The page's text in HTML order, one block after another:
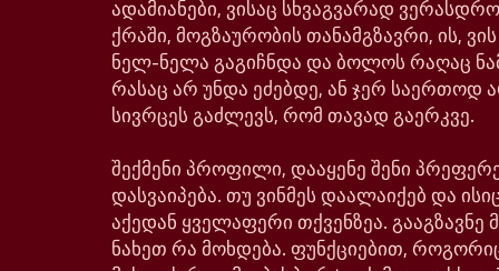
ადამიანები, ვისაც სხვაგვარად
ქრაში, მოგზაურობის თანამგზავრი, ის,
ნელ-ნელა გაგიჩნდა და ბოლოს რაღაც
რასაც არ უნდა ეძებდე, ან ჯერ საერთოდ
სივრცეს გაძლევს, რომ თავად გაერკვე.
შექმენი პროფილი, დააყენე შენი
დასვაიპება. თუ ვინმეს დაალაიქებ და
აქედან ყველაფერი თქვენზეა. გააგზავნე
ნახეთ რა მოხდება. ფუნქციებით,